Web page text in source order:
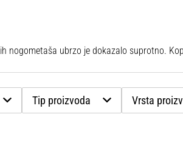
Tip proizvoda Vrsta